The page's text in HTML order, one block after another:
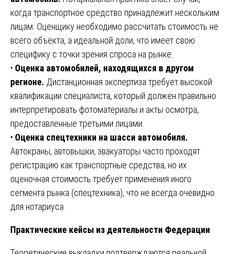
когда транспортное средство принадлежит нескольким
лицам. Оценщику необходимо рассчитать стоимость не
всего объекта, а идеальной доли, что имеет свою
специфику с точки зрения спроса на рынке.
• Оценка автомобилей, находящихся в другом
регионе. Дистанционная экспертиза требует высокой
квалификации специалиста, который должен правильно
интерпретировать фотоматериалы и акты осмотра,
предоставленные третьими лицами.
• Оценка спецтехники на шасси автомобиля.
Автокраны, автовышки, эвакуаторы часто проходят
регистрацию как транспортные средства, но их
оценочная стоимость требует применения иного
сегмента рынка (спецтехника), что не всегда очевидно
для нотариуса.
Практические кейсы из деятельности Федерации